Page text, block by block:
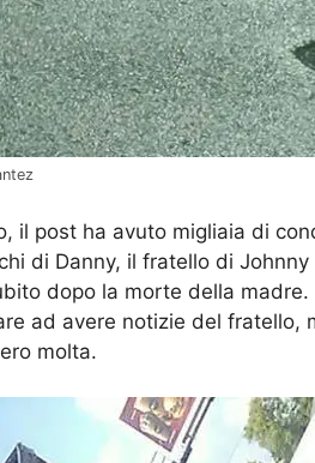
il post ha avuto migliaia di
di Danny, il fratello di
dopo la morte della
ad avere notizie del fratello,
molta.